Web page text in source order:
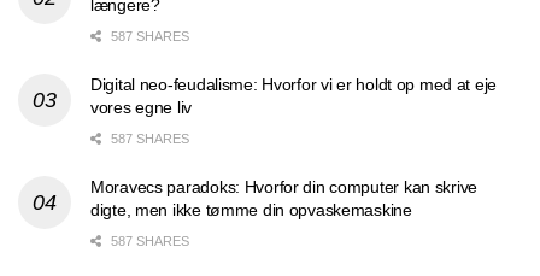
længere?
587 SHARES
Digital neo-feudalisme: Hvorfor vi er holdt op med at eje
vores egne liv
587 SHARES
Moravecs paradoks: Hvorfor din computer kan skrive
digte, men ikke tømme din opvaskemaskine
587 SHARES